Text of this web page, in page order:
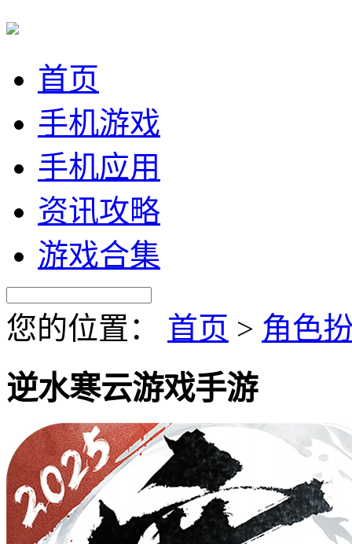
首页
手机游戏
手机应用
资讯攻略
游戏合集
您的位置： 首页 > 角色
逆水寒云游戏手游